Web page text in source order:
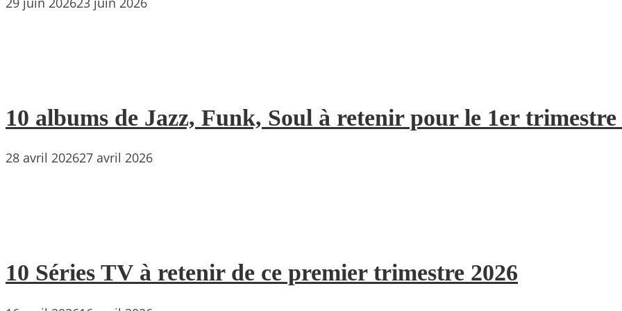
10 albums de Jazz, Funk, Soul à retenir pour le 1er trimestre
28 avril 202627 avril 2026
10 Séries TV à retenir de ce premier trimestre 2026